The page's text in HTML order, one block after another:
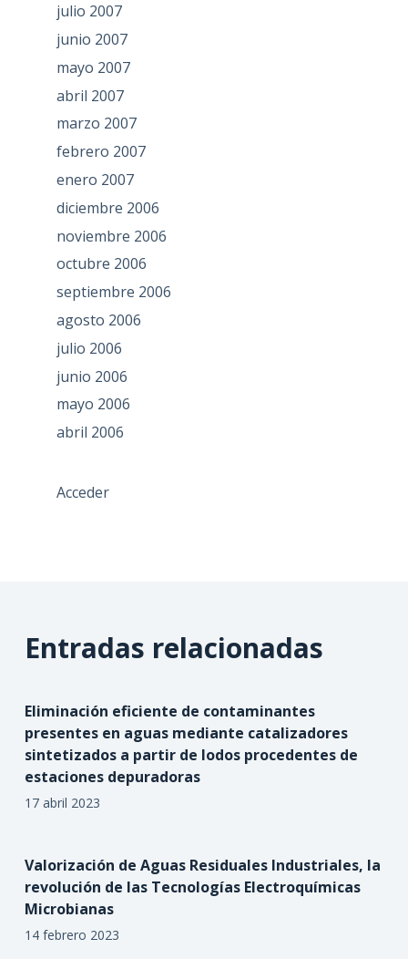
julio 2007
junio 2007
mayo 2007
abril 2007
marzo 2007
febrero 2007
enero 2007
diciembre 2006
noviembre 2006
octubre 2006
septiembre 2006
agosto 2006
julio 2006
junio 2006
mayo 2006
abril 2006
Acceder
Entradas relacionadas
Eliminación eficiente de contaminantes
presentes en aguas mediante catalizadores
sintetizados a partir de lodos procedentes de
estaciones depuradoras
17 abril 2023
Valorización de Aguas Residuales Industriales, la
revolución de las Tecnologías Electroquímicas
Microbianas
14 febrero 2023